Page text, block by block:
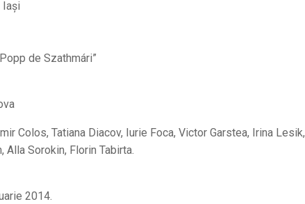
Iaşi
de Szathmári”
Colos, Tatiana Diacov, Iurie Foca, Victor Garstea, Irina Lesik,
Sorokin, Florin Tabirta.
2014.